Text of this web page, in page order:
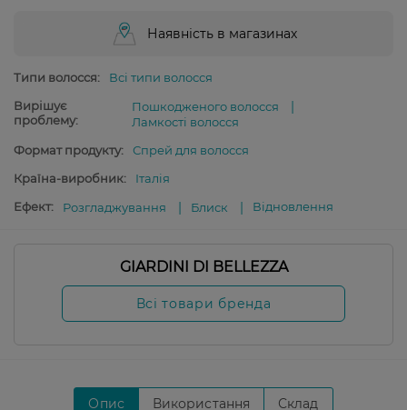
Наявність в магазинах
Типи волосся:
Всі типи волосся
Вирішує
проблему:
Пошкодженого волосся
Ламкості волосся
Формат продукту:
Спрей для волосся
Країна-виробник:
Італія
Ефект:
Розгладжування Блиск Відновлення
GIARDINI DI BELLEZZA
Всі товари бренда
Опис Використання Склад